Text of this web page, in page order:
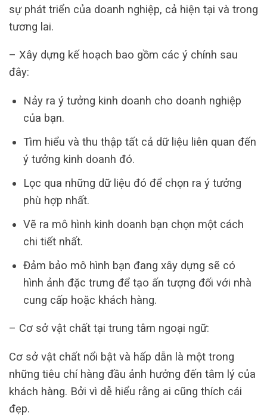
sự phát triển của doanh nghiệp, cả hiện tại và trong
tương lai.
– Xây dựng kế hoạch bao gồm các ý chính sau
đây:
Nảy ra ý tưởng kinh doanh cho doanh nghiệp
của bạn.
Tìm hiểu và thu thập tất cả dữ liệu liên quan đến
ý tưởng kinh doanh đó.
Lọc qua những dữ liệu đó để chọn ra ý tưởng
phù hợp nhất.
Vẽ ra mô hình kinh doanh bạn chọn một cách
chi tiết nhất.
Đảm bảo mô hình bạn đang xây dựng sẽ có
hình ảnh đặc trưng để tạo ấn tượng đối với nhà
cung cấp hoặc khách hàng.
– Cơ sở vật chất tại trung tâm ngoại ngữ:
Cơ sở vật chất nổi bật và hấp dẫn là một trong
những tiêu chí hàng đầu ảnh hưởng đến tâm lý của
khách hàng. Bởi vì dễ hiểu rằng ai cũng thích cái
đẹp.